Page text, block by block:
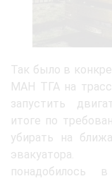
Так было в
МАН ТГА на
запустить
итоге по
убирать на
эвакуатора.
понадобилось